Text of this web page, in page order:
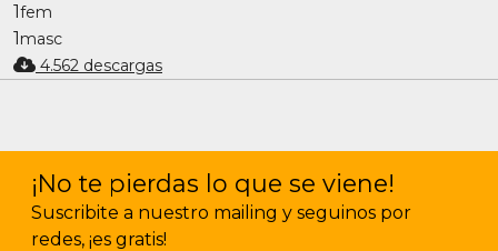
1fem
1masc
4.562 descargas
¡No te pierdas lo que se viene!
Suscribite a nuestro mailing y seguinos por
redes, ¡es gratis!